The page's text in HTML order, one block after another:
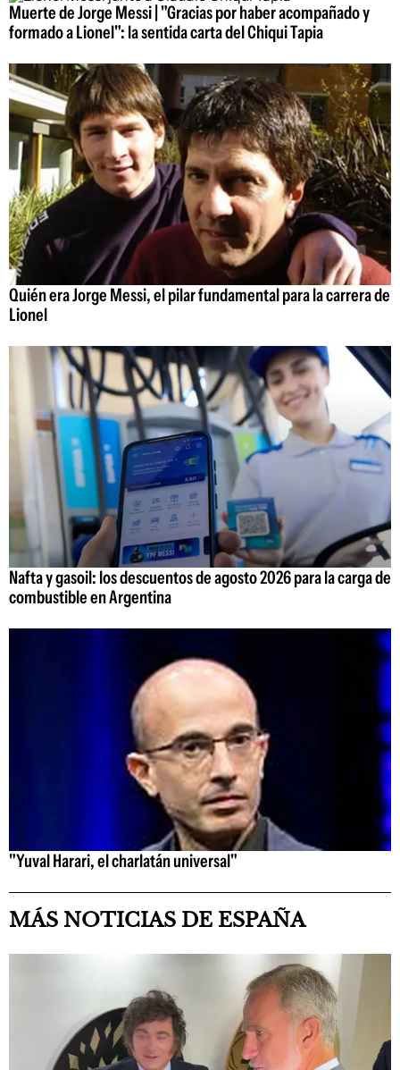
Muerte de Jorge Messi | "Gracias por haber acompañado y
formado a Lionel": la sentida carta del Chiqui Tapia
Quién era Jorge Messi, el pilar fundamental para la carrera de
Lionel
Nafta y gasoil: los descuentos de agosto 2026 para la carga de
combustible en Argentina
"Yuval Harari, el charlatán universal"
MÁS NOTICIAS DE ESPAÑA